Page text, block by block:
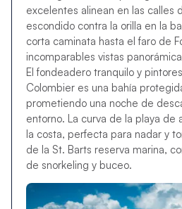
excelentes alinean en las calles
escondido contra la orilla en la
corta caminata hasta el faro de
incomparables vistas
El fondeadero tranquilo y
Colombier es una bahía
prometiendo una noche de
entorno. La curva de la playa de
la costa, perfecta para nadar y
de la St. Barts reserva marina,
de snorkeling y buceo.